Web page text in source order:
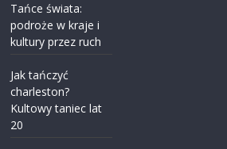
Tańce świata:
podroże w kraje i
kultury przez ruch
Jak tańczyć
charleston?
Kultowy taniec lat
20